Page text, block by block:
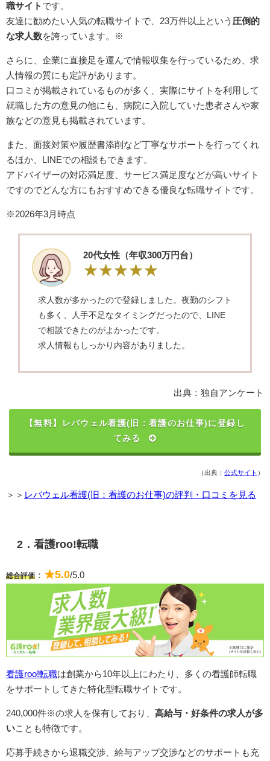
職サイト です。
友達に勧めたい人気の転職サイトで、23万件以上という 圧倒的
な求人数を誇っています。※
さらに、企業に直接足を運んで情報収集を行っているため、求
人情報の質にも定評があります。
口コミが掲載されているものが多く、実際にサイトを利用して
就職した方の意見の他にも、病院に入院していた患者さんや家
族などの意見も掲載されています。
また、面接対策や履歴書添削など丁寧なサポートを行ってくれ
るほか、LINEでの相談もできます。
アドバイザーの対応満足度、サービス満足度などが高いサイト
ですのでどんな方にもおすすめできる優良な転職サイトです。
※2026年3月時点
20代女性（年収300万円台）
求人数が多かったので登録しました。夜勤のシフト
も多く、人手不足なタイミングだったので、LINE
で相談できたのがよかったです。
求人情報もしっかり内容がありました。
出典：独自アンケート
【無料】レバウェル看護(旧：看護のお仕事)に登録し
てみる
（出典： 公式サイト ）
＞＞ レバウェル看護(旧：看護のお仕事)の評判・口コミを見る
2．看護roo!転職
総合評価 ： ★5.0/5.0
看護roo!転職は創業から10年以上にわたり、多くの看護師転職
をサポートしてきた特化型転職サイトです。
240,000件※の求人を保有しており、 高給与・好条件の求人が多
い ことも特徴です。
応募手続きから退職交渉、給与アップ交渉などのサポートも充